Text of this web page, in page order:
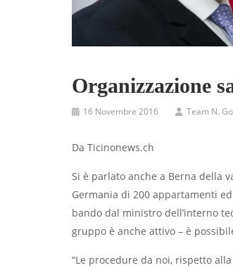
Organizzazione
16 Novembre 2016 Team N.
Da Ticinonews.ch
Si è parlato anche a Berna della
Germania di 200 appartamenti
bando dal ministro dell’interno
gruppo è anche attivo – è
“Le procedure da noi, rispetto